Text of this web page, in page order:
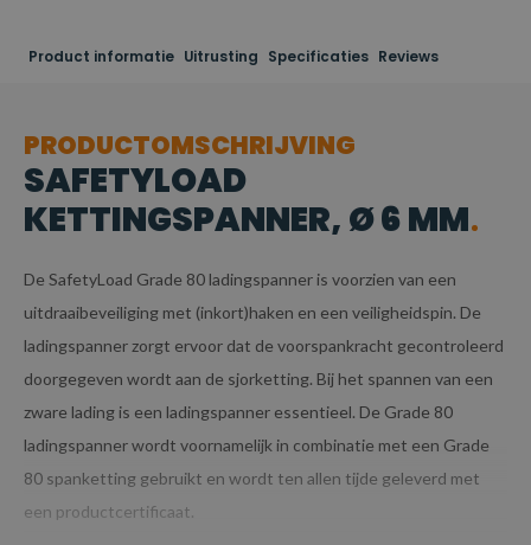
Product informatie Uitrusting Specificaties Reviews
PRODUCTOMSCHRIJVING
SAFETYLOAD
KETTINGSPANNER, Ø 6 MM
De SafetyLoad Grade 80 ladingspanner is voorzien van een
uitdraaibeveiliging met (inkort)haken en een veiligheidspin. De
ladingspanner zorgt ervoor dat de voorspankracht gecontroleerd
doorgegeven wordt aan de sjorketting. Bij het spannen van een
zware lading is een ladingspanner essentieel. De Grade 80
ladingspanner wordt voornamelijk in combinatie met een Grade
80 spanketting gebruikt en wordt ten allen tijde geleverd met
een productcertificaat.